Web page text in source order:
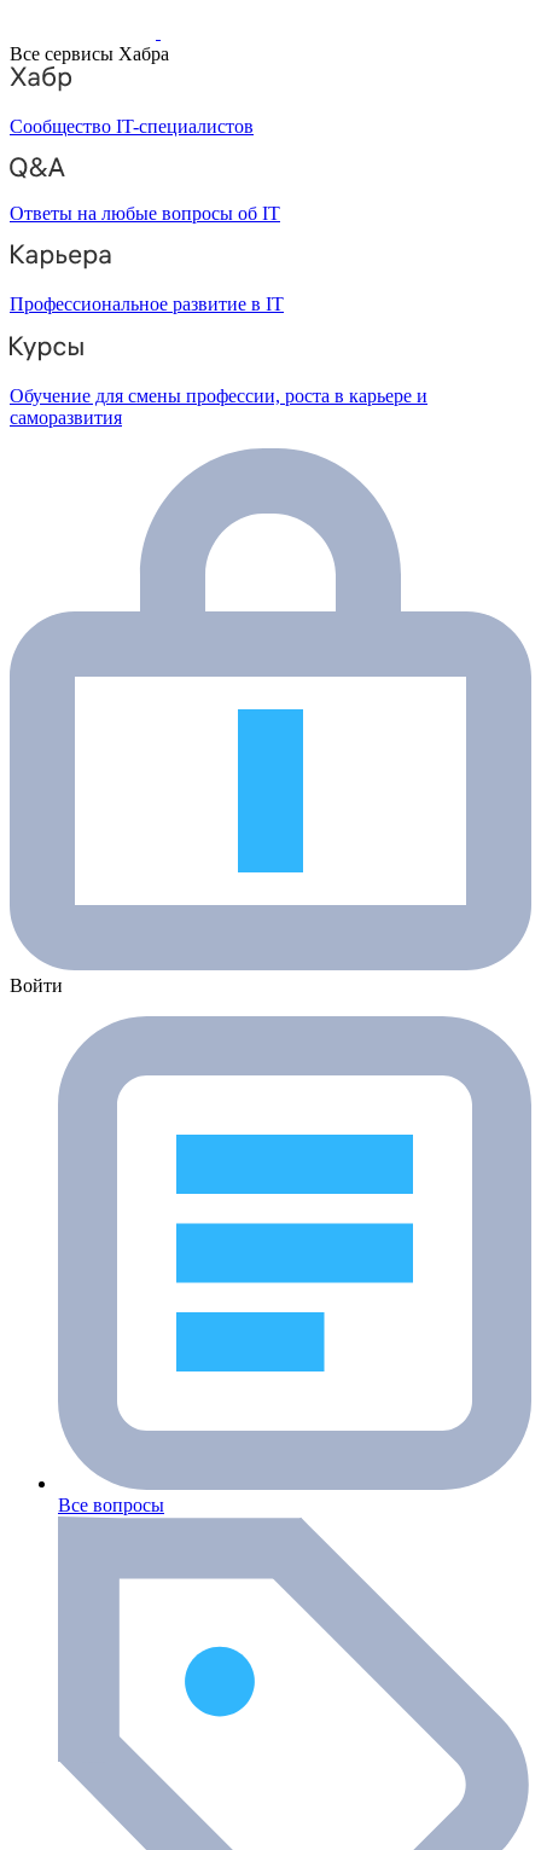
Все сервисы Хабра
Сообщество IT-специалистов
Ответы на любые вопросы об IT
Профессиональное развитие в IT
Обучение для смены профессии, роста в карьере и
саморазвития
Войти
Все вопросы